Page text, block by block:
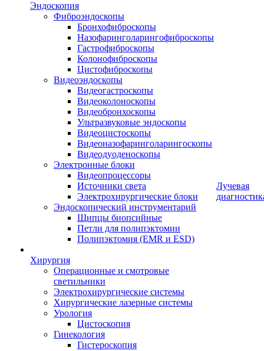
Эндоскопия
Фиброэндоскопы
Бронхофиброскопы
Назофаринголарингофиброскопы
Гастрофиброскопы
Колонофиброскопы
Цистофиброскопы
Видеоэндоскопы
Видеогастроскопы
Видеоколоноскопы
Видеобронхоскопы
Ультразвуковые эндоскопы
Видеоцистоскопы
Видеоназофаринголарингоскопы
Видеодуоденоскопы
Электронные блоки
Видеопроцессоры
Источники света
Электрохирургические блоки
Эндоскопический инструментарий
Щипцы биопсийные
Петли для полипэктомии
Полипэктомия (EMR и ESD)
Хирургия
Операционные и смотровые
светильники
Электрохирургические системы
Хирургические лазерные системы
Урология
Цистоскопия
Гинекология
Гистероскопия
Лучевая